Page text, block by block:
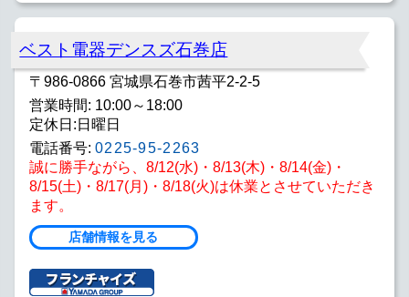
ベスト電器デンスズ石巻店
〒986-0866 宮城県石巻市茜平2-2-5
営業時間: 10:00～18:00
定休日:日曜日
電話番号: 0225-95-2263
誠に勝手ながら、8/12(水)・8/13(木)・8/14(金)・
8/15(土)・8/17(月)・8/18(火)は休業とさせていただき
ます。
店舗情報を見る